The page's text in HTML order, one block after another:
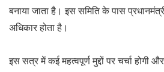
बनाया जाता है। इस समिति के पास
अधिकार होता है।
इस सत्र में कई महत्वपूर्ण मुद्दों पर चर्चा होगी